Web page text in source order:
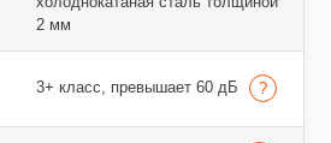
2 мм
3+ класс, превышает 60 дБ